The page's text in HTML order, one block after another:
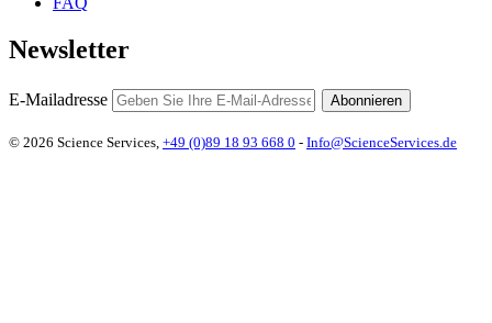
Newsletter
E-Mailadresse Abonnieren
© 2026 Science Services, +49 (0)89 18 93 668 0 - Info@ScienceServices.de